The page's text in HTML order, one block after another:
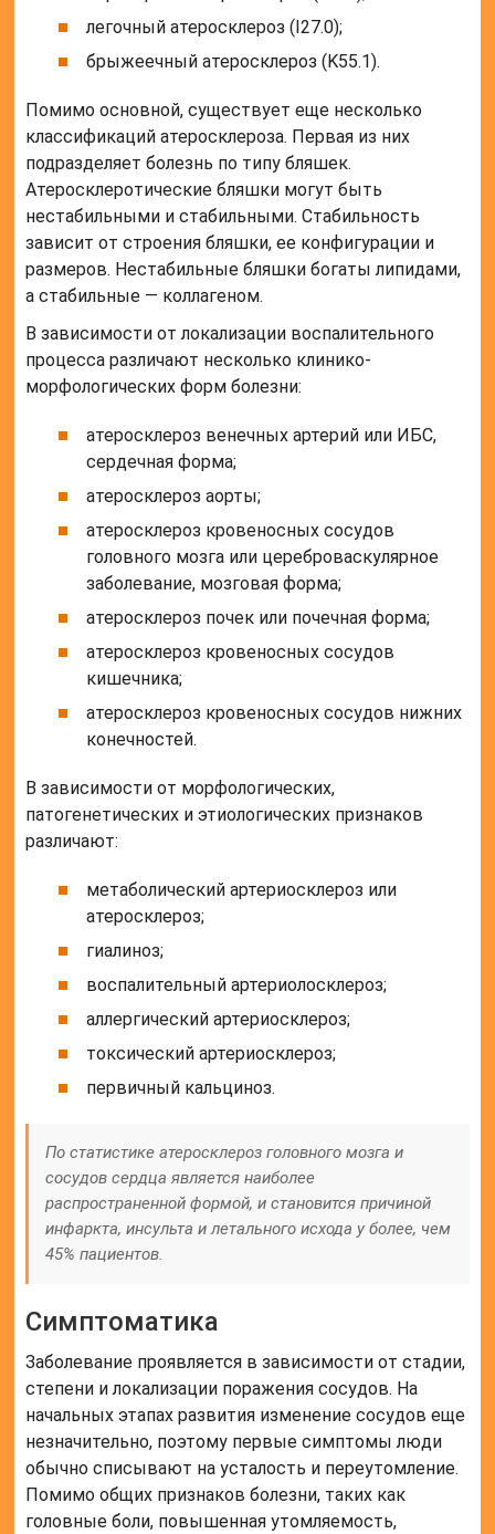
легочный атеросклероз (I27.0);
брыжеечный атеросклероз (K55.1).
Помимо основной, существует еще несколько
классификаций атеросклероза. Первая из них
подразделяет болезнь по типу бляшек.
Атеросклеротические бляшки могут быть
нестабильными и стабильными. Стабильность
зависит от строения бляшки, ее конфигурации и
размеров. Нестабильные бляшки богаты липидами,
а стабильные — коллагеном.
В зависимости от локализации воспалительного
процесса различают несколько клинико-
морфологических форм болезни:
атеросклероз венечных артерий или ИБС,
сердечная форма;
атеросклероз аорты;
атеросклероз кровеносных сосудов
головного мозга или цереброваскулярное
заболевание, мозговая форма;
атеросклероз почек или почечная форма;
атеросклероз кровеносных сосудов
кишечника;
атеросклероз кровеносных сосудов нижних
конечностей.
В зависимости от морфологических,
патогенетических и этиологических признаков
различают:
метаболический артериосклероз или
атеросклероз;
гиалиноз;
воспалительный артериолосклероз;
аллергический артериосклероз;
токсический артериосклероз;
первичный кальциноз.
По статистике атеросклероз головного мозга и
сосудов сердца является наиболее
распространенной формой, и становится причиной
инфаркта, инсульта и летального исхода у более, чем
45% пациентов.
Симптоматика
Заболевание проявляется в зависимости от стадии,
степени и локализации поражения сосудов. На
начальных этапах развития изменение сосудов еще
незначительно, поэтому первые симптомы люди
обычно списывают на усталость и переутомление.
Помимо общих признаков болезни, таких как
головные боли, повышенная утомляемость,